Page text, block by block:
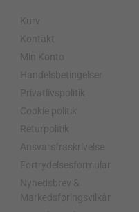
Kurv
Kontakt
Min Konto
Handelsbetingelser
Privatlivspolitik
Cookie politik
Returpolitik
Ansvarsfraskrivelse
Fortrydelsesformular
Nyhedsbrev &
Markedsføringsvilkår